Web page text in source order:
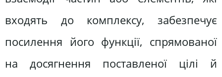
входять до комплексу, забезпечує
посилення його функції, спрямованої
на досягнення поставленої цілі й